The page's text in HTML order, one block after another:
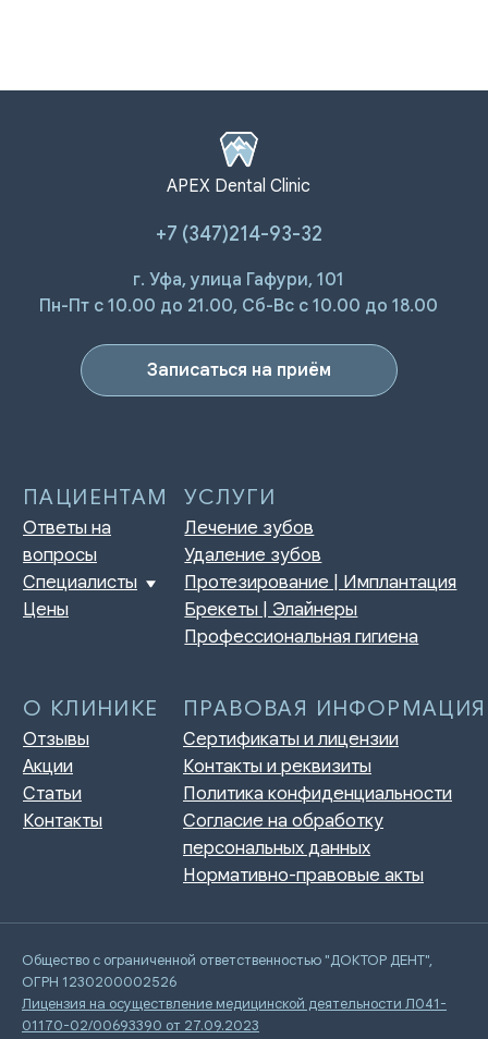
APEX Dental Clinic
+7 (347)214-93-32
г. Уфа, улица Гафури, 101
Пн-Пт с 10.00 до 21.00, Сб-Вс с 10.00 до 18.00
Записаться на приём
Общество с ограниченной ответственностью "ДОКТОР ДЕНТ",
ОГРН 1230200002526
Лицензия на осуществление медицинской деятельности Л041-
01170-02/00693390 от 27.09.2023